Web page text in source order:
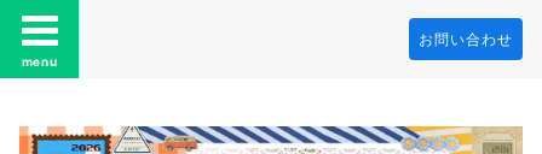
menu
お問い合わせ